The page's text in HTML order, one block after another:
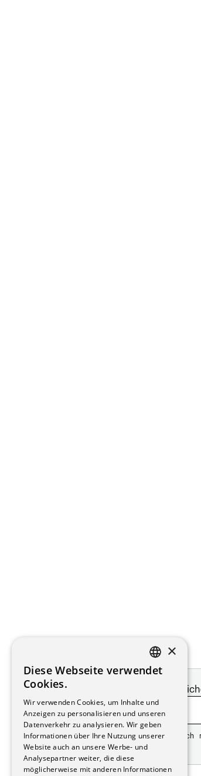
Melde dich für unseren
Mit der Registrierung erklären Sie
Datenschutzrichtlinie
Adresse:
FRENCH
×
Diese Webseite verwendet
Cookies.
Wir verwenden Cookies, um Inhalte und
Anzeigen zu personalisieren und unseren
Datenverkehr zu analysieren. Wir geben
Informationen über Ihre Nutzung unserer
Website auch an unsere Werbe- und
Analysepartner weiter, die diese
möglicherweise mit anderen Informationen